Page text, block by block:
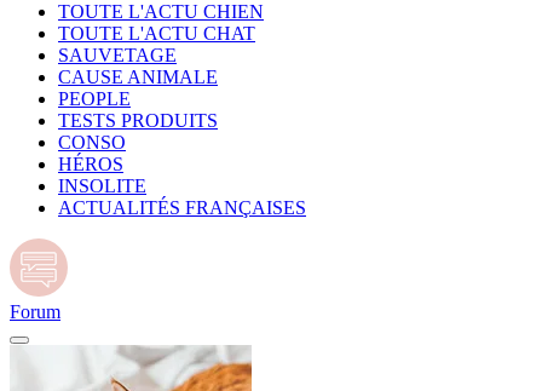
TOUTE L'ACTU CHIEN
TOUTE L'ACTU CHAT
SAUVETAGE
CAUSE ANIMALE
PEOPLE
TESTS PRODUITS
CONSO
HÉROS
INSOLITE
ACTUALITÉS FRANÇAISES
Forum